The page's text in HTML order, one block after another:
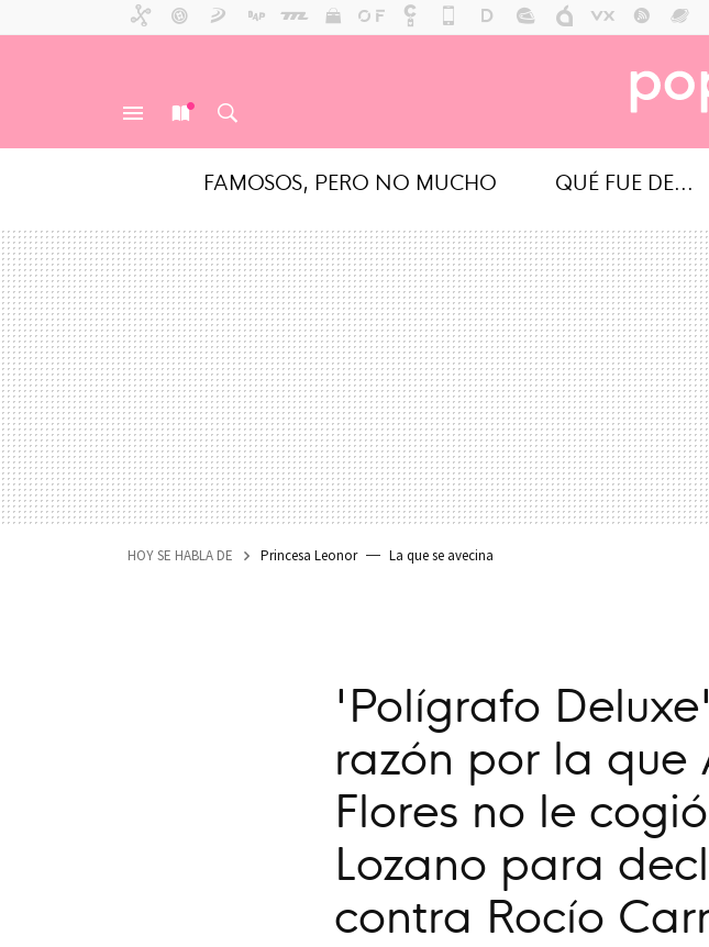
FAMOSOS, PERO NO MUCHO QUÉ FUE DE...
HOY SE HABLA DE Princesa Leonor La que se avecina
'Polígrafo
razón por la
Flores no le
Lozano para
contra Rocío